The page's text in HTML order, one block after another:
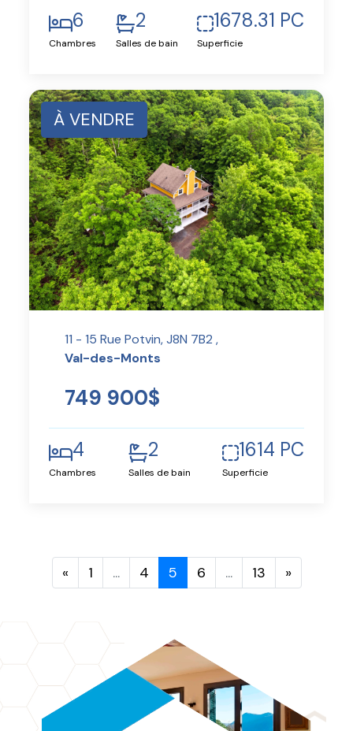
6
Chambres
2
Salles de bain
1678.31 PC
Superficie
À VENDRE
11 - 15 Rue Potvin, J8N 7B2 ,
Val-des-Monts
749 900$
4
Chambres
2
Salles de bain
1614 PC
Superficie
« 1 ... 4 5 6 ... 13 »